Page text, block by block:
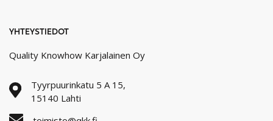
YHTEYSTIEDOT
Quality Knowhow Karjalainen Oy
Tyyrpuurinkatu 5 A 15,
15140 Lahti